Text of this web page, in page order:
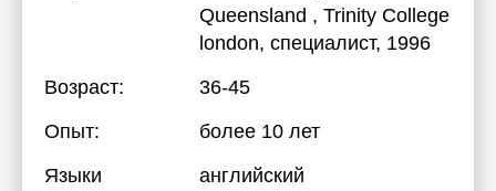
Queensland , Trinity College
london, специалист, 1996
Возраст:
36-45
Опыт:
более 10 лет
Языки
английский